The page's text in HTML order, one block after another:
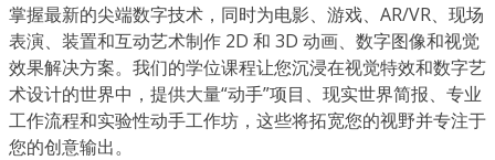
掌握最新的尖端数字技术，同时为电影、游戏、AR/VR、现场
表演、装置和互动艺术制作 2D 和 3D 动画、数字图像和视觉
效果解决方案。我们的学位课程让您沉浸在视觉特效和数字艺
术设计的世界中，提供大量“动手”项目、现实世界简报、专业
工作流程和实验性动手工作坊，这些将拓宽您的视野并专注于
您的创意输出。